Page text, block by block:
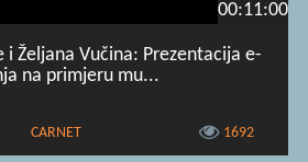
00:11:00
i Željana Vučina: Prezentacija e-
na primjeru mu...
CARNET 1692